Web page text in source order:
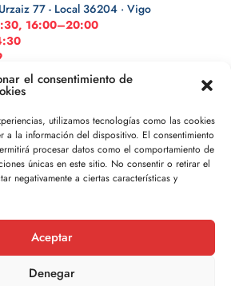
el consentimiento de
utilizamos tecnologías como las cookies
a la información del dispositivo. El consentimiento
procesar datos como el comportamiento de
únicas en este sitio. No consentir o retirar el
negativamente a ciertas características y
Aceptar
Denegar
77 - Local 36204 · Vigo
16:00–20:00